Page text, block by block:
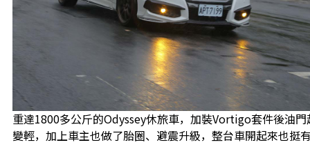
重達1800多公斤的Odyssey休旅車，加裝Vortigo套件後油門
變輕，加上車主也做了胎圈、避震升級，整台車開起來也挺